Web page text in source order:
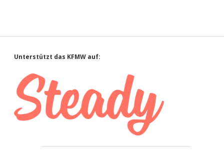
Sidebar
Unterstützt das KFMW auf: